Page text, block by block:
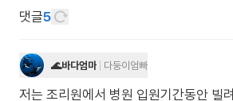
댓글5
🌊바다엄마 다둥이엄빠
저는 조리원에서 병원 입원기간동안 빌